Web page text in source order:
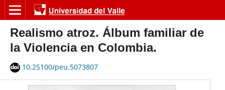
Realismo atroz. Álbum familiar de
la Violencia en Colombia.
10.25100/peu.5073807